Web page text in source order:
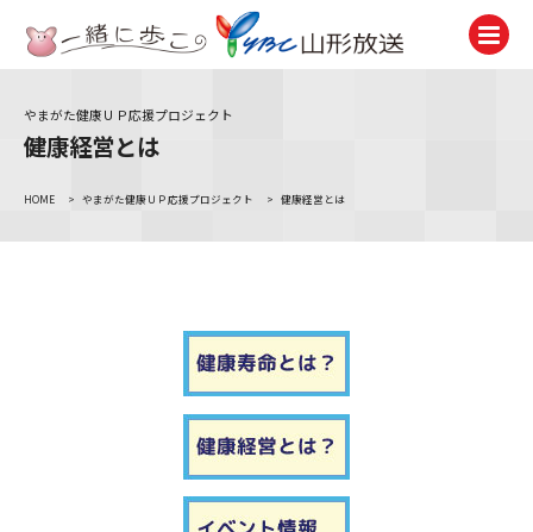
テレビ
TV
ラジオ
アナウンサー
Announcer
イベント
試写会・プレゼント
やまがた健康ＵＰ応援プロジェクト
健康経営とは
HOME > やまがた健康ＵＰ応援プロジェクト > 健康経営とは